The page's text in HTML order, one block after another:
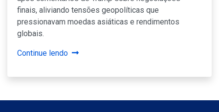
finais, aliviando tensões geopolíticas que
pressionavam moedas asiáticas e rendimentos
globais.
Continue lendo